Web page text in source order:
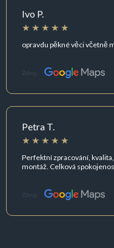
Ivo P.
opravdu pěkné věci včetně
Zdroj:
Petra T.
Perfektní zpracování,
montáž. Celková
Zdroj: